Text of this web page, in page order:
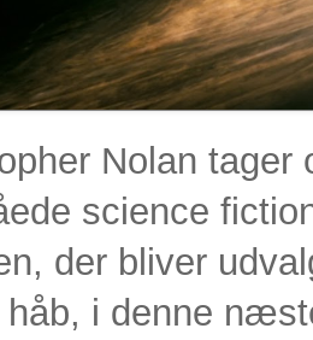
Nolan tager
science
der bliver
i denne